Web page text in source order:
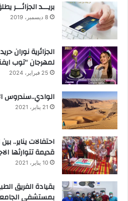
بريـــد
8 ديسمبر، 2019
الجزائرية نوران
لمهرجان “توب
25 فبراير، 2024
الوادي..سندروس
21 يناير، 2021
احتفالات يناير..
قديمة تتوارثها
10 يناير، 2021
بقيادة الفريق